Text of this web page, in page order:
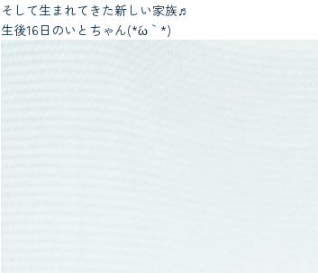
そして生まれてきた新しい家族♬
生後16日のいとちゃん(*´ω｀*)